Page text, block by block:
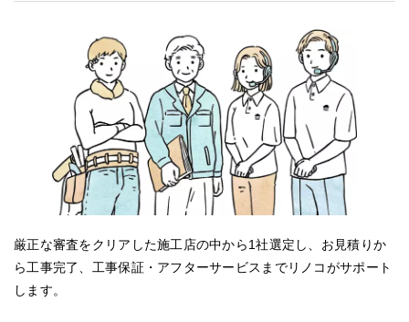
厳正な審査をクリアした施工店の中から1社選定し、お見積りか
ら工事完了、工事保証・アフターサービスまでリノコがサポート
します。